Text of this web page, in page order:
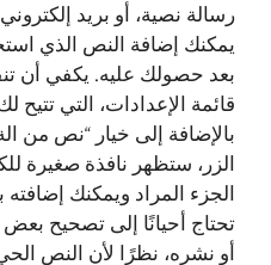
رسالة نصية، أو بريد
يمكنك إضافة النص الذي
بعد حصولك عليه. يكفي أن
قائمة الإعدادات، التي
بالإضافة إلى خيار “نص من
الزر، ستظهر نافذة صغيرة
الجزء المراد ويمكنك
تحتاج أحيانًا إلى تصحيح